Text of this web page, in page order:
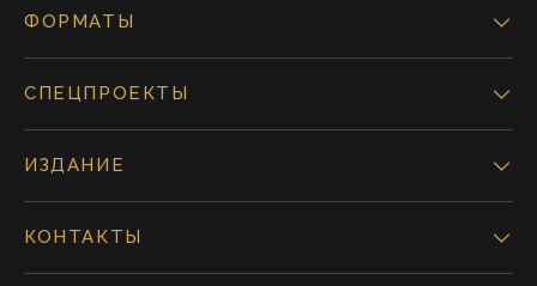
ФОРМАТЫ
СПЕЦПРОЕКТЫ
ИЗДАНИЕ
КОНТАКТЫ